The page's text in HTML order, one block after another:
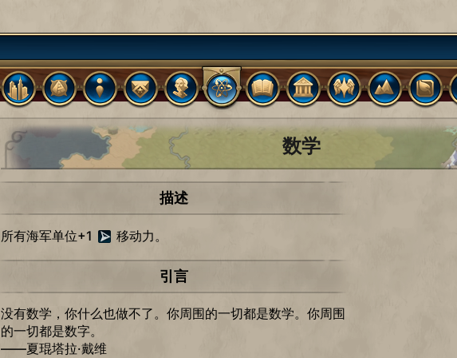
数学
描述
所有海军单位+1 移动力。
引言
没有数学，你什么也做不了。你周围的一切都是数学。你周围
的一切都是数字。
——夏琨塔拉·戴维